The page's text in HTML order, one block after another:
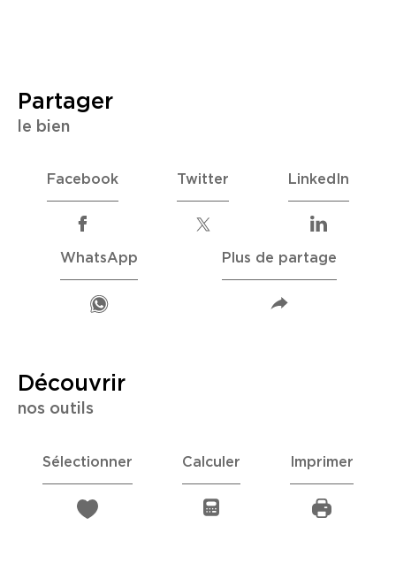
partager
le bien
Facebook Twitter LinkedIn
WhatsApp Plus de partage
découvrir
nos outils
Sélectionner Calculer Imprimer